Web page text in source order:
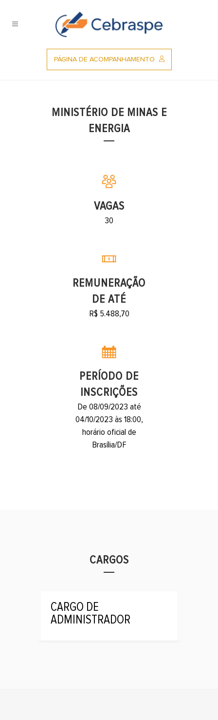
PÁGINA DE ACOMPANHAMENTO
MINISTÉRIO DE MINAS E
ENERGIA
VAGAS
30
REMUNERAÇÃO
DE ATÉ
R$ 5.488,70
PERÍODO DE
INSCRIÇÕES
De 08/09/2023 até
04/10/2023 às 18:00,
horário oficial de
Brasília/DF
CARGOS
CARGO DE
ADMINISTRADOR